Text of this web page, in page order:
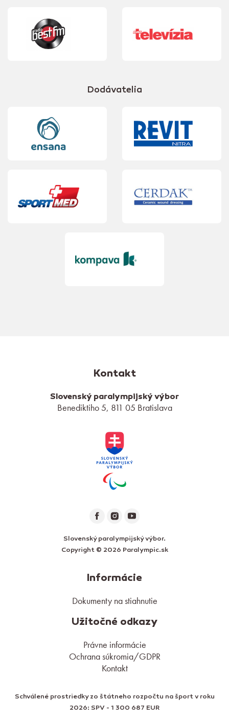
Dodávatelia
Kontakt
Slovenský paralympijský výbor
Benediktiho 5, 811 05 Bratislava
Slovenský paralympijský výbor.
Copyright © 2026 Paralympic.sk
Informácie
Dokumenty na stiahnutie
Užitočné odkazy
Právne informácie
Ochrana súkromia/GDPR
Kontakt
Schválené prostriedky zo štátneho rozpočtu na šport v roku
2026: SPV - 1 300 687 EUR